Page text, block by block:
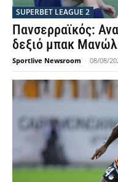
SUPERBET LEAGUE 2
Πανσερραϊκός:
δεξιό μπακ
Sportlive Newsroom - 08/08/